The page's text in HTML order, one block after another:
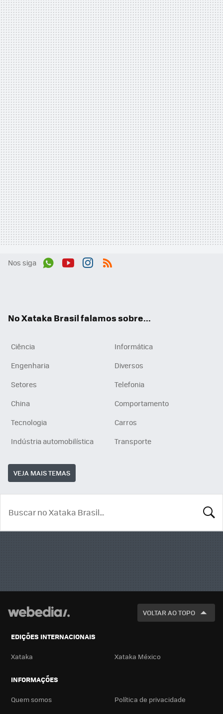
Nos siga
No Xataka Brasil falamos sobre...
Ciência
Informática
Engenharia
Diversos
Setores
Telefonia
China
Comportamento
Tecnologia
Carros
Indústria automobilística
Transporte
VEJA MAIS TEMAS
VOLTAR AO TOPO
EDIÇÕES INTERNACIONAIS
Xataka Xataka México
INFORMAÇÕES
Quem somos
Política de privacidade